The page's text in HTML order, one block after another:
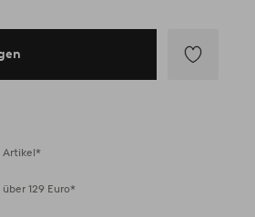
Artikel*
129 Euro*